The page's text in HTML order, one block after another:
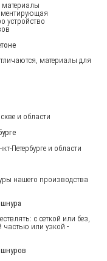
материалы
устройство
материалы для
и области
Петербурге и области
нашего производства
с сеткой или без,
частью или узкой -